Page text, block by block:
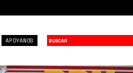
APÓYANOS